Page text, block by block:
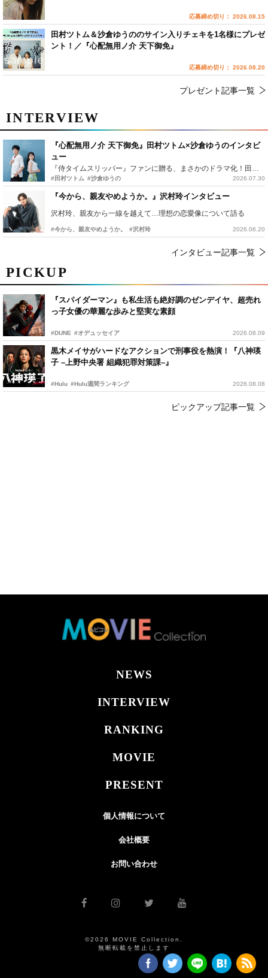
PICKUP
『スパイダーマン』も私生活も絶好調のゼンデイヤ、超売れ
っ子女優の華麗な歩みと堅実な素顔
#DUNE #オデュッセイア 2026.08.09
黒木メイサがハードなアクションで刑事役を熱演！『八神瑛
子 –上野中央署 組織犯罪対策課–』
#Hulu #Hulu週間ランキング 2026.08.08
ピックアップ記事一覧
INTERVIEW
『心配無用ノ介 天下御免』田村ツトム×沙倉ゆうのインタビ
ュー
#田村ツトム #沙倉ゆうの 2026.07.30
『今から、親友やめようか。』沢村玲インタビュー
沢村玲、親友から一線を越えて…理想の恋愛像について語る
#今から、親友やめようか。 #沢村玲 2026.06.20
インタビュー記事一覧
応募締め切り： 2026.08.15
田村ツトム＆沙倉ゆうののサイン入りチェキを1名様にプレゼ
ント！／『心配無用ノ介 天下御免』
応募締め切り： 2026.08.20
プレゼント記事一覧
NEWS
INTERVIEW
RANKING
MOVIE
PRESENT
個人情報について
会社概要
お問い合わせ
©2026 MOVIE Collection.
無断転載を禁止します